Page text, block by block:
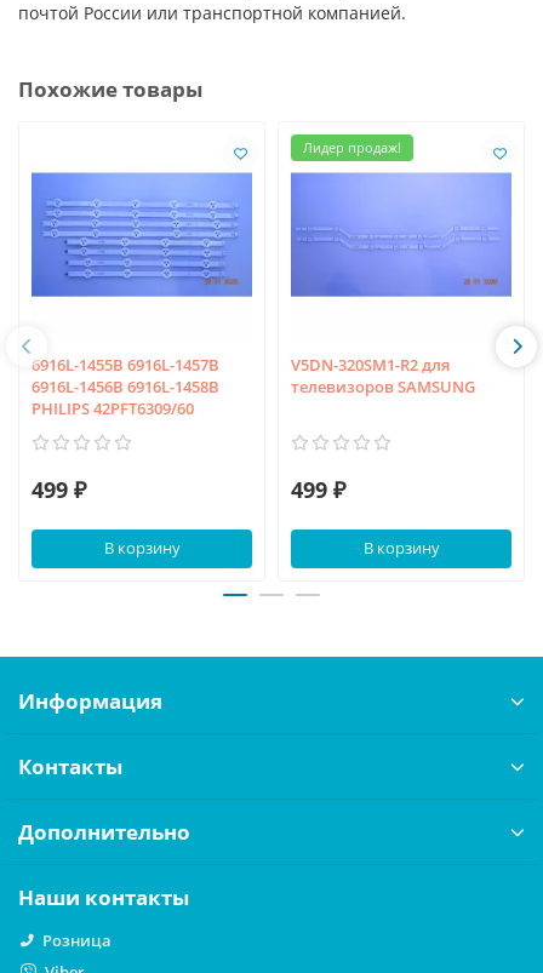
почтой России или транспортной компанией.
Похожие товары
6916L-1455B 6916L-1457B
6916L-1456B 6916L-1458B
PHILIPS 42PFT6309/60
499 ₽
В корзину
Лидер продаж!
V5DN-320SM1-R2 для
телевизоров SAMSUNG
499 ₽
В корзину
Информация
Контакты
Дополнительно
Наши контакты
Розница